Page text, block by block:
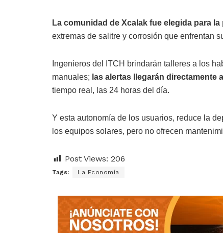
La comunidad de Xcalak fue elegida para la
extremas de salitre y corrosión que enfrentan
Ingenieros del ITCH brindarán talleres a los
manuales; las alertas llegarán directamente
tiempo real, las 24 horas del día.
Y esta autonomía de los usuarios, reduce la
los equipos solares, pero no ofrecen
Post Views: 206
Tags: La Economía